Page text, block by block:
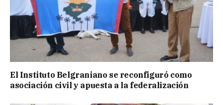
El Instituto Belgraniano se reconfiguró como
asociación civil y apuesta a la federalización